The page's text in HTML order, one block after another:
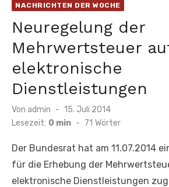
NACHRICHTEN DER WOCHE
Neuregelung der
Mehrwertsteuer
elektronische
Dienstleistungen
Von admin
Veröffentlicht
am
15. Juli 2014
Lesezeit: 0 min - 71 Wörter
Der Bundesrat hat am 11.07.2014
für die Erhebung der
elektronische Dienstleistungen